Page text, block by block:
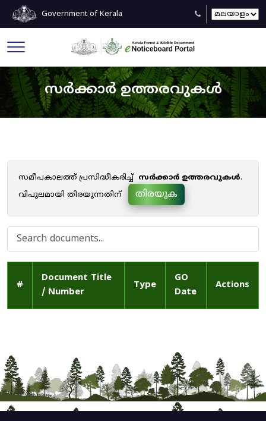
Government of Kerala
സർക്കാർ ഉത്തരവുകൾ
സമീപകാലത്ത് പ്രസിദ്ധീകരിച്ച് സർക്കാർ ഉത്തരവുകൾ.
വിപുലമായി തിരയുന്നതിന്
തിരയുക
#
Document Title
/ Number
Type
GO
Date
Actions